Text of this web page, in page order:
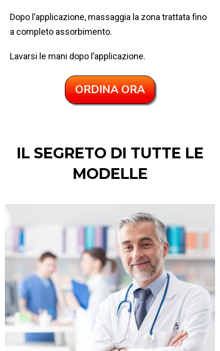
Dopo l’applicazione, massaggia la zona trattata fino
a completo assorbimento.
Lavarsi le mani dopo l’applicazione.
ORDINA ORA
IL SEGRETO DI TUTTE LE
MODELLE